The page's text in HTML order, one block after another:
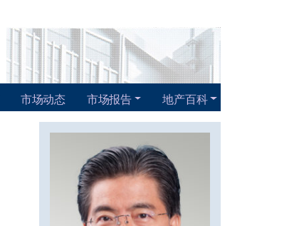
市场动态 市场报告 地产百科